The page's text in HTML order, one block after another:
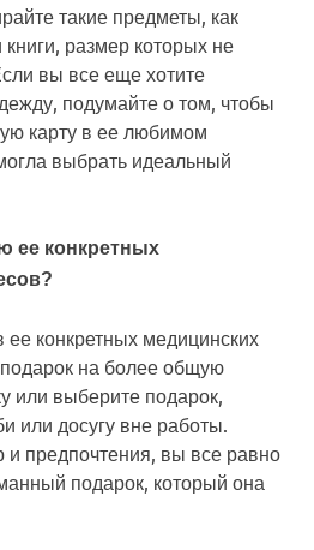
такие предметы, как
размер которых не
вы все еще хотите
подумайте о том, чтобы
карту в ее любимом
выбрать идеальный
ее конкретных
конкретных медицинских
на более общую
или выберите подарок,
или досугу вне работы.
и предпочтения, вы все равно
подарок, который она